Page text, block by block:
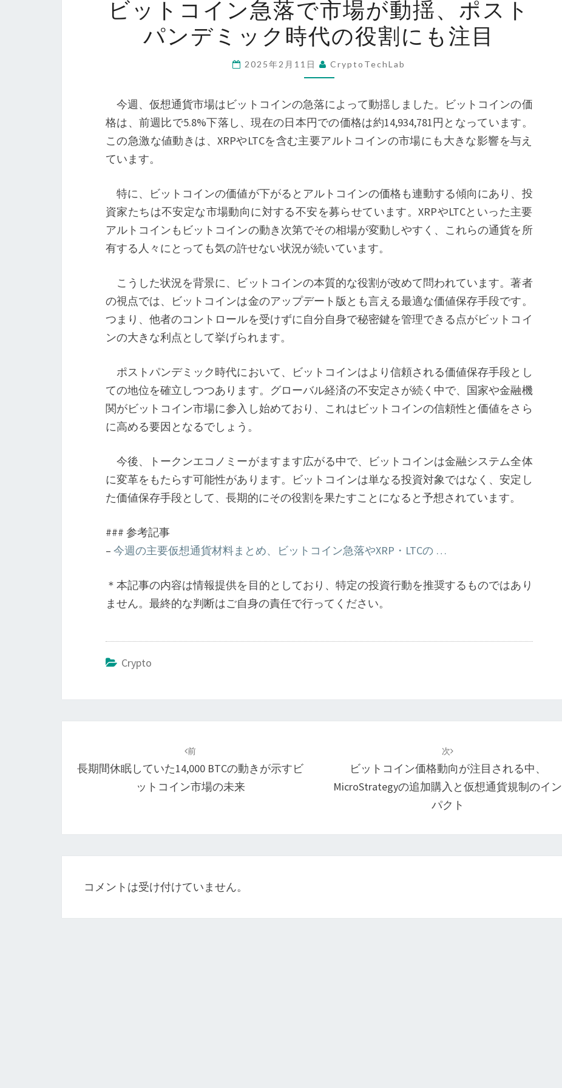
ッ
ト
コ
イ
急
落
で
が
動
揺、
ポ
ト
パ
ン
ッ
ク
時
役
割
に
目
ビットコイン急落で市場が動揺、ポスト
パンデミック時代の役割にも注目
2025年2月11日 CryptoTechLab
今週、仮想通貨市場はビットコインの急落によって動揺しました。ビットコインの価
格は、前週比で5.8%下落し、現在の日本円での価格は約14,934,781円となっています。
この急激な値動きは、XRPやLTCを含む主要アルトコインの市場にも大きな影響を与え
ています。
特に、ビットコインの価値が下がるとアルトコインの価格も連動する傾向にあり、投
資家たちは不安定な市場動向に対する不安を募らせています。XRPやLTCといった主要
アルトコインもビットコインの動き次第でその相場が変動しやすく、これらの通貨を所
有する人々にとっても気の許せない状況が続いています。
こうした状況を背景に、ビットコインの本質的な役割が改めて問われています。著者
の視点では、ビットコインは金のアップデート版とも言える最適な価値保存手段です。
つまり、他者のコントロールを受けずに自分自身で秘密鍵を管理できる点がビットコイ
ンの大きな利点として挙げられます。
ポストパンデミック時代において、ビットコインはより信頼される価値保存手段とし
ての地位を確立しつつあります。グローバル経済の不安定さが続く中で、国家や金融機
関がビットコイン市場に参入し始めており、これはビットコインの信頼性と価値をさら
に高める要因となるでしょう。
今後、トークンエコノミーがますます広がる中で、ビットコインは金融システム全体
に変革をもたらす可能性があります。ビットコインは単なる投資対象ではなく、安定し
た価値保存手段として、長期的にその役割を果たすことになると予想されています。
### 参考記事
– 今週の主要仮想通貨材料まとめ、ビットコイン急落やXRP・LTCの …
＊本記事の内容は情報提供を目的としており、特定の投資行動を推奨するものではあり
ません。最終的な判断はご自身の責任で行ってください。
Crypto
ナ
ー
シ
前
長期間休眠していた14,000 BTCの動きが示すビ
ットコイン市場の未来
次
ビットコイン価格動向が注目される中、
MicroStrategyの追加購入と仮想通貨規制のイン
パクト
コメントは受け付けていません。